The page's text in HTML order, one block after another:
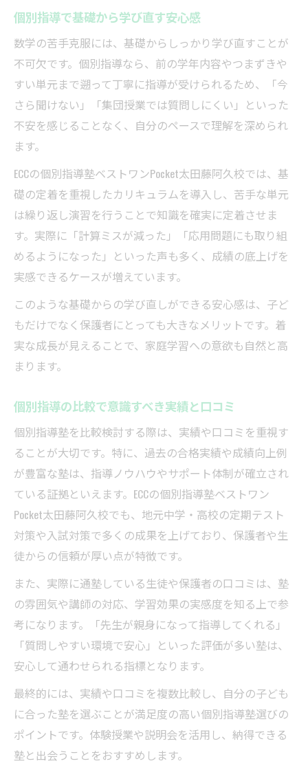
個別指導で基礎から学び直す安心感
数学の苦手克服には、基礎からしっかり学び直すことが
不可欠です。個別指導なら、前の学年内容やつまずきや
すい単元まで遡って丁寧に指導が受けられるため、「今
さら聞けない」「集団授業では質問しにくい」といった
不安を感じることなく、自分のペースで理解を深められ
ます。
ECCの個別指導塾ベストワンPocket太田藤阿久校では、基
礎の定着を重視したカリキュラムを導入し、苦手な単元
は繰り返し演習を行うことで知識を確実に定着させま
す。実際に「計算ミスが減った」「応用問題にも取り組
めるようになった」といった声も多く、成績の底上げを
実感できるケースが増えています。
このような基礎からの学び直しができる安心感は、子ど
もだけでなく保護者にとっても大きなメリットです。着
実な成長が見えることで、家庭学習への意欲も自然と高
まります。
個別指導の比較で意識すべき実績と口コミ
個別指導塾を比較検討する際は、実績や口コミを重視す
ることが大切です。特に、過去の合格実績や成績向上例
が豊富な塾は、指導ノウハウやサポート体制が確立され
ている証拠といえます。ECCの個別指導塾ベストワン
Pocket太田藤阿久校でも、地元中学・高校の定期テスト
対策や入試対策で多くの成果を上げており、保護者や生
徒からの信頼が厚い点が特徴です。
また、実際に通塾している生徒や保護者の口コミは、塾
の雰囲気や講師の対応、学習効果の実感度を知る上で参
考になります。「先生が親身になって指導してくれる」
「質問しやすい環境で安心」といった評価が多い塾は、
安心して通わせられる指標となります。
最終的には、実績や口コミを複数比較し、自分の子ども
に合った塾を選ぶことが満足度の高い個別指導塾選びの
ポイントです。体験授業や説明会を活用し、納得できる
塾と出会うことをおすすめします。